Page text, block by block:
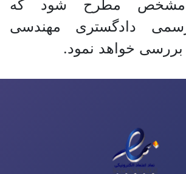
مشخص مطرح شود که
دادگستری مهندسی
بررسی خواهد نمود.